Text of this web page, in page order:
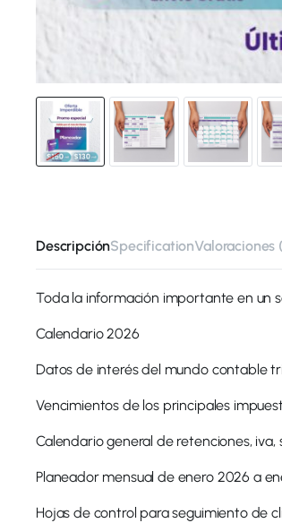
DescripciónSpecificationValoraciones
Toda la información importante en un
Calendario 2026
Datos de interés del mundo contable
Vencimientos de los principales
Calendario general de retenciones,
Planeador mensual de enero 2026 a
Hojas de control para seguimiento de